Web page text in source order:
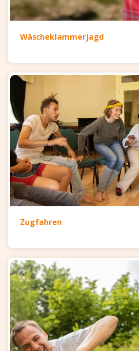
Wäscheklammerjagd
Zugfahren